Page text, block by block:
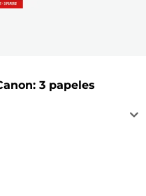
3 papeles